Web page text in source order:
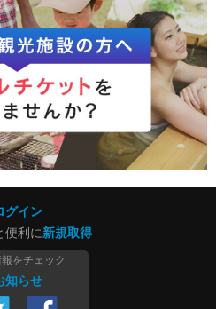
グイン
便利に新規取得
をチェック
知らせ